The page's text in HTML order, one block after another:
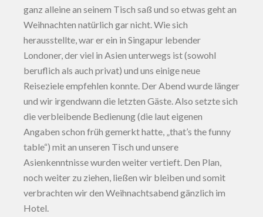
ganz alleine an seinem Tisch saß und so etwas geht an
Weihnachten natürlich gar nicht. Wie sich
herausstellte, war er ein in Singapur lebender
Londoner, der viel in Asien unterwegs ist (sowohl
beruflich als auch privat) und uns einige neue
Reiseziele empfehlen konnte. Der Abend wurde länger
und wir irgendwann die letzten Gäste. Also setzte sich
die verbleibende Bedienung (die laut eigenen
Angaben schon früh gemerkt hatte, „that’s the funny
table“) mit an unseren Tisch und unsere
Asienkenntnisse wurden weiter vertieft. Den Plan,
noch weiter zu ziehen, ließen wir bleiben und somit
verbrachten wir den Weihnachtsabend gänzlich im
Hotel.